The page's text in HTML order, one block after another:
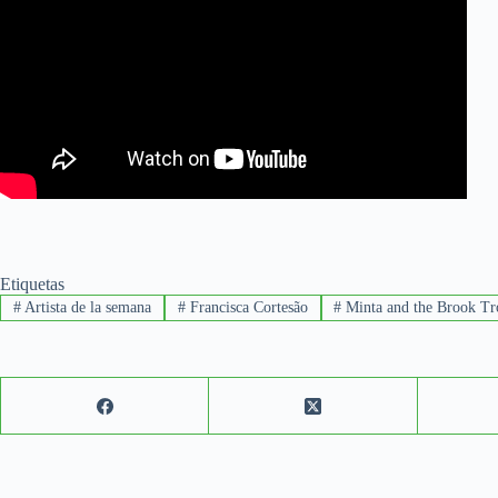
Etiquetas
#Artista de la semana #Francisca Cortesão # Minta and the Brook